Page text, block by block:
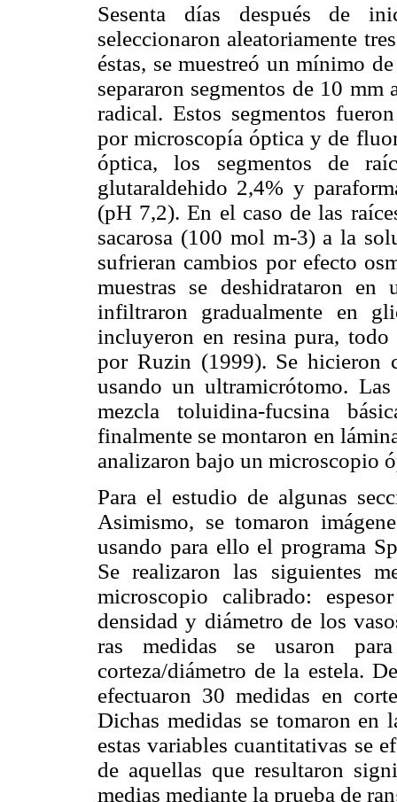
Sesenta días después de
seleccionaron aleatoriamente
éstas, se muestreó un mínimo
separaron segmentos de 10
radical. Estos segmentos
por microscopía óptica y de
óptica, los segmentos de
glutaraldehido 2,4% y
(pH 7,2). En el caso de las
sacarosa (100 mol m-3) a la
sufrieran cambios por efecto
muestras se deshidrataron
infiltraron gradualmente en
incluyeron en resina pura,
por Ruzin (1999). Se hicieron
usando un ultramicrótomo.
mezcla toluidina-fucsina
finalmente se montaron en
analizaron bajo un microscopio
Para el estudio de algunas
Asimismo, se tomaron
usando para ello el programa
Se realizaron las siguientes
microscopio calibrado:
densidad y diámetro de los
ras medidas se usaron
corteza/diámetro de la estela.
efectuaron 30 medidas en
Dichas medidas se tomaron en
estas variables cuantitativas se
de aquellas que resultaron
medias mediante la prueba de